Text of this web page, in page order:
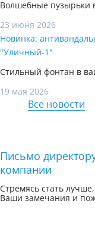
Волшебные пузырьки
23 июня 2026
Новинка:
"Уличный-1"
Стильный фонтан в
19 мая 2026
Все новости
Письмо
компании
Стремясь стать
Ваши замечания и